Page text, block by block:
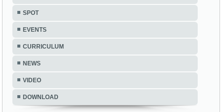
SPOT
EVENTS
CURRICULUM
NEWS
VIDEO
DOWNLOAD